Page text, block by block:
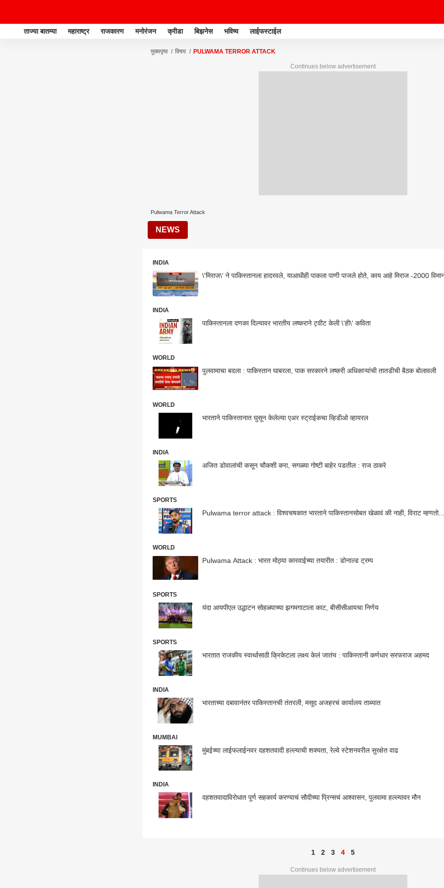
ताज्या बातम्या महाराष्ट्र राजकारण मनोरंजन क्रीडा बिझनेस भविष्य लाईफस्टाईल
मुख्यपृष्ठ विषय PULWAMA TERROR ATTACK
Continues below advertisement
Pulwama Terror Attack
NEWS
INDIA
\'मिराज\' ने पाकिस्तानला हादरवले, याआधीही पाकला पाणी पाजले होते, काय आहे मिराज -2000
INDIA
पाकिस्तानला दणका दिल्यावर भारतीय लष्कराने ट्वीट केली \'ही\' कविता
WORLD
पुलवामाचा बदला : पाकिस्तान घाबरला, पाक सरकारने लष्करी अधिकाऱ्यांची तातडीची बैठक बोलावली
WORLD
भारताने पाकिस्तानात घुसून केलेल्या एअर स्ट्राईकचा व्हिडीओ व्हायरल
INDIA
अजित डोवालांची कसून चौकशी करा, सगळ्या गोष्टी बाहेर पडतील : राज ठाकरे
SPORTS
Pulwama terror attack : विश्वचषकात भारताने पाकिस्तानसोबत खेळावं की नाही, विराट
WORLD
Pulwama Attack : भारत मोठ्या कारवाईच्या तयारीत : डोनाल्ड ट्रम्प
SPORTS
यंदा आयपीएल उद्धाटन सोहळ्याच्या झगमगाटाला काट, बीसीसीआयचा निर्णय
SPORTS
भारतात राजकीय स्वार्थासाठी क्रिकेटला लक्ष्य केलं जातंय : पाकिस्तानी कर्णधार सरफराज अहमद
INDIA
भारताच्या दबावानंतर पाकिस्तानची तंतरली, मसूद अजहरचं कार्यालय ताब्यात
MUMBAI
मुंबईच्या लाईफलाईनवर दहशतवादी हल्ल्याची शक्यता, रेल्वे स्टेशनवरील सुरक्षेत वाढ
INDIA
दहशतवादाविरोधात पूर्ण सहकार्य करण्याचं सौदीच्या प्रिन्सचं आश्वासन, पुलवामा हल्ल्यावर मौन
1 2 3 4 5
Continues below advertisement